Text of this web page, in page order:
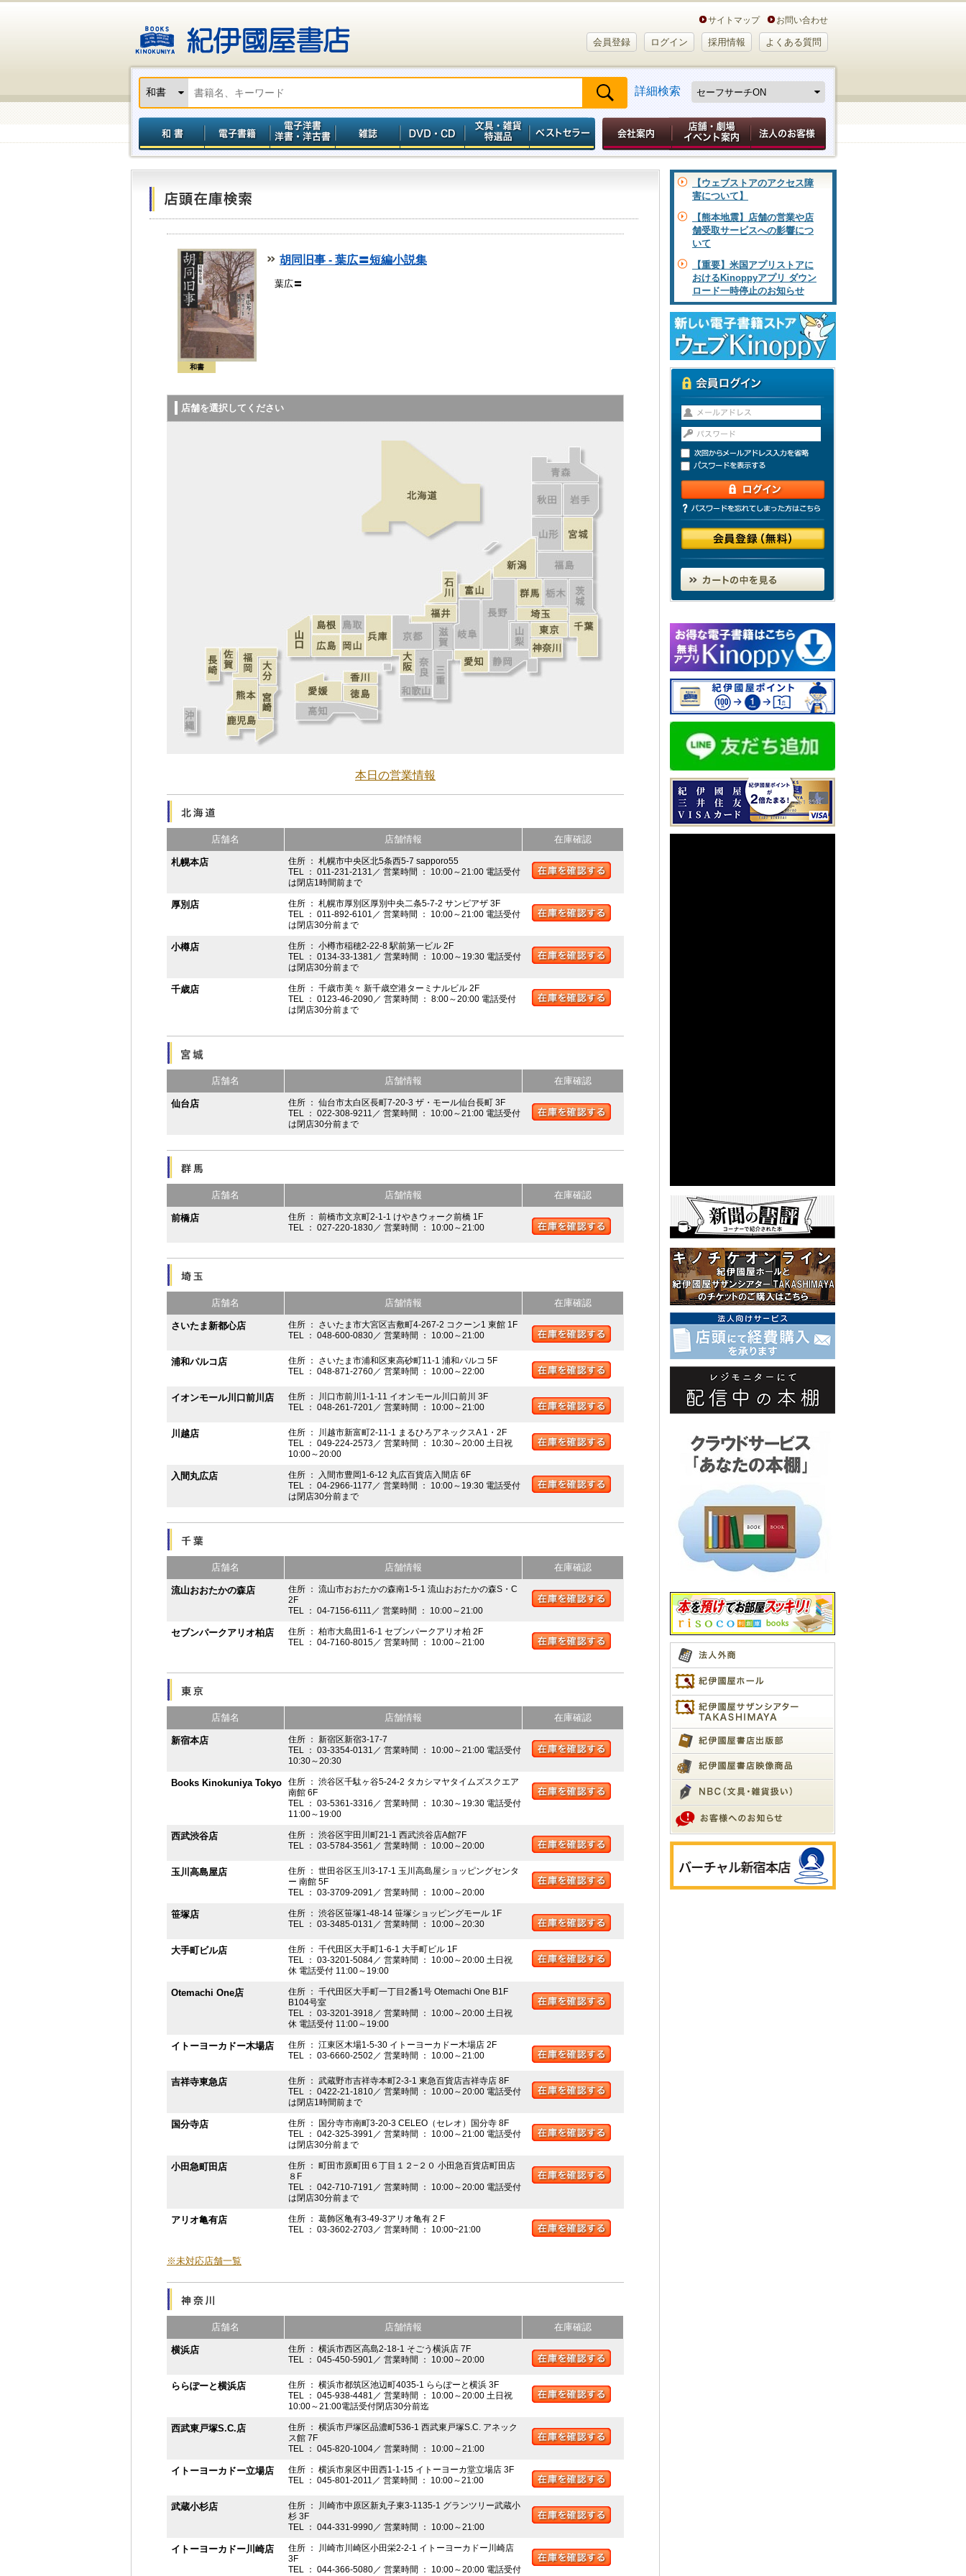
サイトマップ お問い合わせ
会員登録 ログイン 採用情報 よくある質問
詳細検索
和書
胡同旧事 - 葉広〓短編小説集
葉広〓
店舗を選択してください
本日の営業情報
店舗名 店舗情報 在庫確認
札幌本店
住所 ： 札幌市中央区北5条西5-7 sapporo55
TEL ： 011-231-2131／ 営業時間 ： 10:00～21:00 電話受付
は閉店1時間前まで
厚別店
住所 ： 札幌市厚別区厚別中央二条5-7-2 サンピアザ 3F
TEL ： 011-892-6101／ 営業時間 ： 10:00～21:00 電話受付
は閉店30分前まで
小樽店
住所 ： 小樽市稲穂2-22-8 駅前第一ビル 2F
TEL ： 0134-33-1381／ 営業時間 ： 10:00～19:30 電話受付
は閉店30分前まで
千歳店
住所 ： 千歳市美々 新千歳空港ターミナルビル 2F
TEL ： 0123-46-2090／ 営業時間 ： 8:00～20:00 電話受付
は閉店30分前まで
店舗名 店舗情報 在庫確認
仙台店
住所 ： 仙台市太白区長町7-20-3 ザ・モール仙台長町 3F
TEL ： 022-308-9211／ 営業時間 ： 10:00～21:00 電話受付
は閉店30分前まで
店舗名 店舗情報 在庫確認
前橋店
住所 ： 前橋市文京町2-1-1 けやきウォーク前橋 1F
TEL ： 027-220-1830／ 営業時間 ： 10:00～21:00
店舗名 店舗情報 在庫確認
さいたま新都心店
住所 ： さいたま市大宮区吉敷町4-267-2 コクーン1 東館 1F
TEL ： 048-600-0830／ 営業時間 ： 10:00～21:00
浦和パルコ店
住所 ： さいたま市浦和区東高砂町11-1 浦和パルコ 5F
TEL ： 048-871-2760／ 営業時間 ： 10:00～22:00
イオンモール川口前川店
住所 ： 川口市前川1-1-11 イオンモール川口前川 3F
TEL ： 048-261-7201／ 営業時間 ： 10:00～21:00
川越店
住所 ： 川越市新富町2-11-1 まるひろアネックスA 1・2F
TEL ： 049-224-2573／ 営業時間 ： 10:30～20:00 土日祝
10:00～20:00
入間丸広店
住所 ： 入間市豊岡1-6-12 丸広百貨店入間店 6F
TEL ： 04-2966-1177／ 営業時間 ： 10:00～19:30 電話受付
は閉店30分前まで
店舗名 店舗情報 在庫確認
流山おおたかの森店
住所 ： 流山市おおたかの森南1-5-1 流山おおたかの森S・C
2F
TEL ： 04-7156-6111／ 営業時間 ： 10:00～21:00
セブンパークアリオ柏店
住所 ： 柏市大島田1-6-1 セブンパークアリオ柏 2F
TEL ： 04-7160-8015／ 営業時間 ： 10:00～21:00
店舗名 店舗情報 在庫確認
新宿本店
住所 ： 新宿区新宿3-17-7
TEL ： 03-3354-0131／ 営業時間 ： 10:00～21:00 電話受付
10:30～20:30
Books Kinokuniya Tokyo
住所 ： 渋谷区千駄ヶ谷5-24-2 タカシマヤタイムズスクエア
南館 6F
TEL ： 03-5361-3316／ 営業時間 ： 10:30～19:30 電話受付
11:00～19:00
西武渋谷店
住所 ： 渋谷区宇田川町21-1 西武渋谷店A館7F
TEL ： 03-5784-3561／ 営業時間 ： 10:00～20:00
玉川高島屋店
住所 ： 世田谷区玉川3-17-1 玉川高島屋ショッピングセンタ
ー 南館 5F
TEL ： 03-3709-2091／ 営業時間 ： 10:00～20:00
笹塚店
住所 ： 渋谷区笹塚1-48-14 笹塚ショッピングモール 1F
TEL ： 03-3485-0131／ 営業時間 ： 10:00～20:30
大手町ビル店
住所 ： 千代田区大手町1-6-1 大手町ビル 1F
TEL ： 03-3201-5084／ 営業時間 ： 10:00～20:00 土日祝
休 電話受付 11:00～19:00
Otemachi One店
住所 ： 千代田区大手町一丁目2番1号 Otemachi One B1F
B104号室
TEL ： 03-3201-3918／ 営業時間 ： 10:00～20:00 土日祝
休 電話受付 11:00～19:00
イトーヨーカドー木場店
住所 ： 江東区木場1-5-30 イトーヨーカドー木場店 2F
TEL ： 03-6660-2502／ 営業時間 ： 10:00～21:00
吉祥寺東急店
住所 ： 武蔵野市吉祥寺本町2-3-1 東急百貨店吉祥寺店 8F
TEL ： 0422-21-1810／ 営業時間 ： 10:00～20:00 電話受付
は閉店1時間前まで
国分寺店
住所 ： 国分寺市南町3-20-3 CELEO（セレオ）国分寺 8F
TEL ： 042-325-3991／ 営業時間 ： 10:00～21:00 電話受付
は閉店30分前まで
小田急町田店
住所 ： 町田市原町田６丁目１２−２０ 小田急百貨店町田店
８F
TEL ： 042-710-7191／ 営業時間 ： 10:00～20:00 電話受付
は閉店30分前まで
アリオ亀有店
住所 ： 葛飾区亀有3-49-3アリオ亀有 2 F
TEL ： 03-3602-2703／ 営業時間 ： 10:00~21:00
※未対応店舗一覧
店舗名 店舗情報 在庫確認
横浜店
住所 ： 横浜市西区高島2-18-1 そごう横浜店 7F
TEL ： 045-450-5901／ 営業時間 ： 10:00～20:00
ららぽーと横浜店
住所 ： 横浜市都筑区池辺町4035-1 ららぽーと横浜 3F
TEL ： 045-938-4481／ 営業時間 ： 10:00～20:00 土日祝
10:00～21:00電話受付閉店30分前迄
西武東戸塚S.C.店
住所 ： 横浜市戸塚区品濃町536-1 西武東戸塚S.C. アネック
ス館 7F
TEL ： 045-820-1004／ 営業時間 ： 10:00～21:00
イトーヨーカドー立場店
住所 ： 横浜市泉区中田西1-1-15 イトーヨーカ堂立場店 3F
TEL ： 045-801-2011／ 営業時間 ： 10:00～21:00
武蔵小杉店
住所 ： 川崎市中原区新丸子東3-1135-1 グランツリー武蔵小
杉 3F
TEL ： 044-331-9990／ 営業時間 ： 10:00～21:00
イトーヨーカドー川崎店
住所 ： 川崎市川崎区小田栄2-2-1 イトーヨーカドー川崎店
3F
TEL ： 044-366-5080／ 営業時間 ： 10:00～20:00 電話受付
【ウェブストアのアクセス障
害について】
【熊本地震】店舗の営業や店
舗受取サービスへの影響につ
いて
【重要】米国アプリストアに
おけるKinoppyアプリ ダウン
ロード一時停止のお知らせ